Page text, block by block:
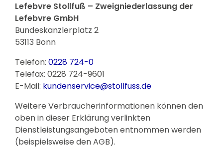
Lefebvre Stollfuß – Zweigniederlassung der
Lefebvre GmbH
Bundeskanzlerplatz 2
53113 Bonn
Telefon: 0228 724-0
Telefax: 0228 724-9601
E-Mail: kundenservice@stollfuss.de
Weitere Verbraucherinformationen können den
oben in dieser Erklärung verlinkten
Dienstleistungsangeboten entnommen werden
(beispielsweise den AGB).